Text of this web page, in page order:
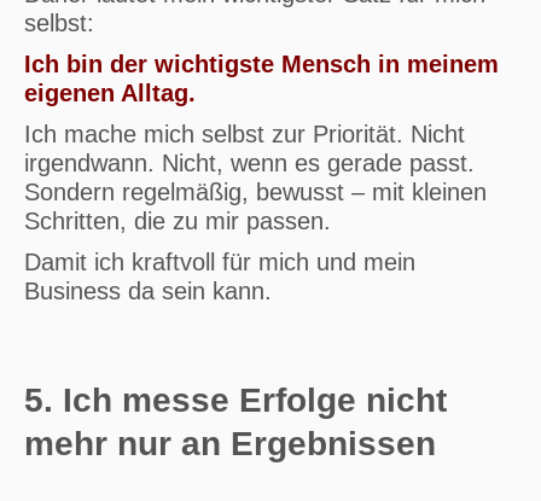
selbst:
Ich bin der wichtigste Mensch in meinem
eigenen Alltag.
Ich mache mich selbst zur Priorität. Nicht
irgendwann. Nicht, wenn es gerade passt.
Sondern regelmäßig, bewusst – mit kleinen
Schritten, die zu mir passen.
Damit ich kraftvoll für mich und mein
Business da sein kann.
5. Ich messe Erfolge nicht
mehr nur an Ergebnissen